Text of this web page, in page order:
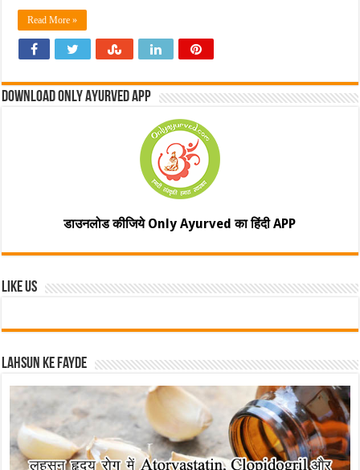
Read More »
Download Only Ayurved App
डाउनलोड कीजिये Only Ayurved का हिंदी APP
Like Us
Lahsun ke fayde